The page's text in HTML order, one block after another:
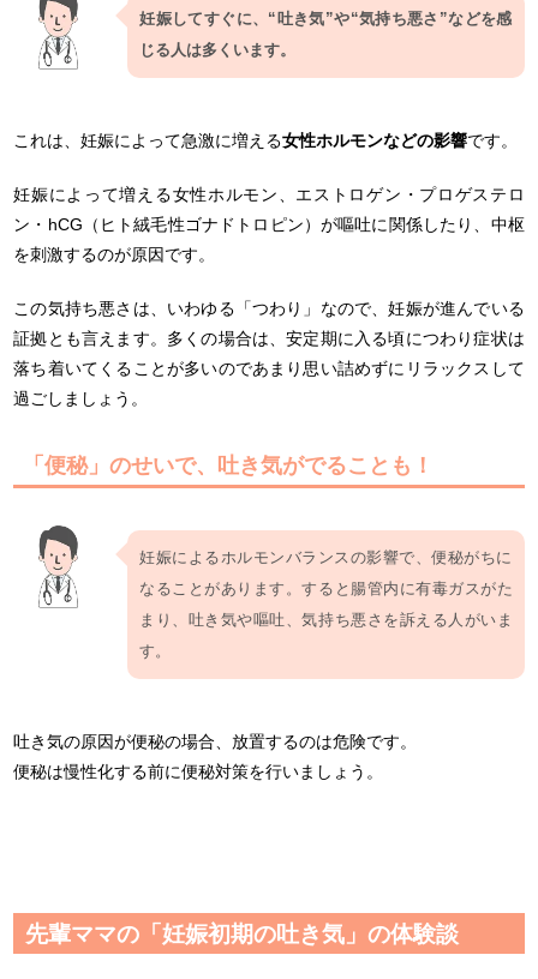
妊娠してすぐに、“吐き気”や“気持ち悪さ”などを感
じる人は多くいます。
これは、妊娠によって急激に増える女性ホルモンなどの影響です。
妊娠によって増える女性ホルモン、エストロゲン・プロゲステロ
ン・hCG（ヒト絨毛性ゴナドトロピン）が嘔吐に関係したり、中枢
を刺激するのが原因です。
この気持ち悪さは、いわゆる「つわり」なので、妊娠が進んでいる
証拠とも言えます。多くの場合は、安定期に入る頃につわり症状は
落ち着いてくることが多いのであまり思い詰めずにリラックスして
過ごしましょう。
「便秘」のせいで、吐き気がでることも！
妊娠によるホルモンバランスの影響で、便秘がちに
なることがあります。すると腸管内に有毒ガスがた
まり、吐き気や嘔吐、気持ち悪さを訴える人がいま
す。
吐き気の原因が便秘の場合、放置するのは危険です。
便秘は慢性化する前に便秘対策を行いましょう。
先輩ママの「妊娠初期の吐き気」の体験談